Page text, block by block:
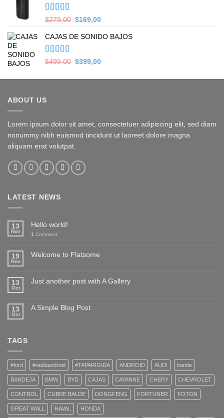
Valorado en
$279,00 Original
was:
$169,00Current
is:
CAJAS DE SONIDO BAJOS
Valorado en
$499,00 Original
was:
$399,00Current
is:
ABOUT US
Lorem ipsum dolor sit amet, consectetuer adipiscing elit, sed diam
nonummy nibh euismod tincidunt ut laoreet dolore magna
aliquam erat volutpat.
LATEST NEWS
13
Nov
Hello world!
1 Comment
19
Nov
Welcome to Flatsome
13
Oct
Just another post with A Gallery
13
Oct
A Simple Blog Post
TAGS
#ford #radioandroid #TAPARIGIDA ANDROID AUDI bande
BANDEJA BMW BYD CAJAS CAYANNE CHERY CHEVROLET
CONTROL CUBRE BALDE DONGFENG FORTUNER FOTON
GREAT WALL HAVAL HONDA